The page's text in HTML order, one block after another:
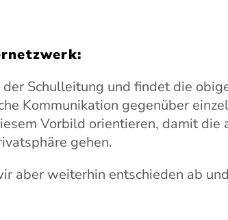
Schulleitung und findet die
Kommunikation gegenüber
Vorbild orientieren, damit die
gehen.
aber weiterhin entschieden ab